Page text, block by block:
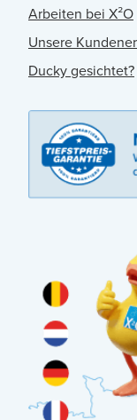
Arbeiten bei X²O
Unsere
Ducky gesichtet?